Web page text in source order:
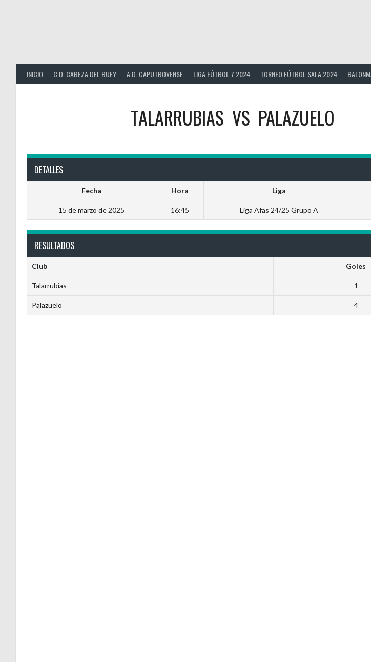
INICIO C.D. CABEZA DEL BUEY A.D. CAPUTBOVENSE LIGA FÚTBOL 7 2024 TORNEO FÚTBOL SALA 2024
TALARRUBIAS VS PALAZUELO
DETALLES
Fecha Hora Liga
15 de marzo de 2025 16:45 Liga Afas 24/25 Grupo A
RESULTADOS
Club Goles
Talarrubias 1
Palazuelo 4